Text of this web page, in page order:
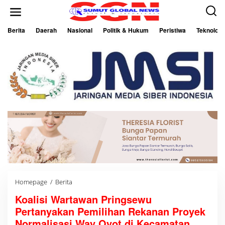
Berita Daerah Nasional Politik & Hukum Peristiwa Teknologi
Homepage / Berita
a
l
i
Koalisi Wartawan Pringsewu
Pertanyakan Pemilihan Rekanan Proyek